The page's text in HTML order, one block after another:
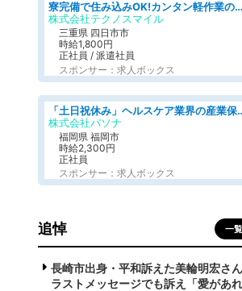
寮完備で住み込みOK!カンタン軽作業のお仕事 denso aichi
株式会社テクノスマイル
三重県 四日市市
時給1,800円
正社員 / 派遣社員
スポンサー：求人ボックス
「土日祝休み」ヘルスケア業界の産
株式会社パソナ
福岡県 福岡市
時給2,300円
正社員
スポンサー：求人ボックス
追悼 一
長崎市出身・平和訴えた美輪明宏さ
ラストメッセージでも訴え「愛があ